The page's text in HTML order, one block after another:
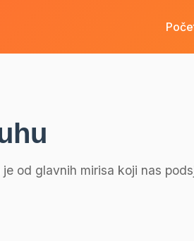
od glavnih mirisa koji nas